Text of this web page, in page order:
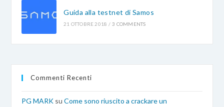
Guida alla testnet di Samos
21 OTTOBRE 2018 / 3 COMMENTS
Commenti Recenti
PG MARK suCome sono riuscito a crackare un